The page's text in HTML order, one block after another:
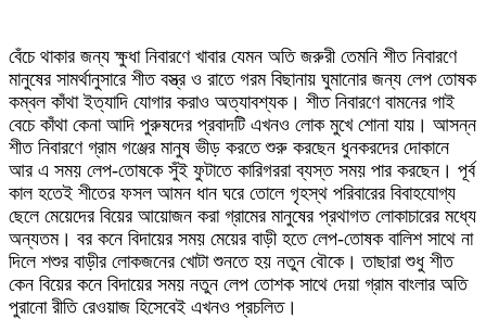
বেঁচে থাকার জন্য ক্ষুধা নিবারণে খাবার যেমন অতি জরুরী তেমনি শীত নিবারণে
মানুষের সামর্থানুসারে শীত বস্ত্র ও রাতে গরম বিছানায় ঘুমানোর জন্য লেপ তোষক
কম্বল কাঁথা ইত্যাদি যোগার করাও অত্যাবশ্যক। শীত নিবারণে বামনের গাই
বেচে কাঁথা কেনা আদি পুরুষদের প্রবাদটি এখনও লোক মুখে শোনা যায়। আসন্ন
শীত নিবারণে গ্রাম গঞ্জের মানুষ ভীড় করতে শুরু করছেন ধুনকরদের দোকানে
আর এ সময় লেপ-তোষকে সুঁই ফুটাতে কারিগররা ব্যস্ত সময় পার করছেন। পূর্ব
কাল হতেই শীতের ফসল আমন ধান ঘরে তোলে গৃহস্থ পরিবারের বিবাহযোগ্য
ছেলে মেয়েদের বিয়ের আয়োজন করা গ্রামের মানুষের প্রথাগত লোকাচারের মধ্যে
অন্যতম। বর কনে বিদায়ের সময় মেয়ের বাড়ী হতে লেপ-তোষক বালিশ সাথে না
দিলে শশুর বাড়ীর লোকজনের খোটা শুনতে হয় নতুন বৌকে। তাছারা শুধু শীত
কেন বিয়ের কনে বিদায়ের সময় নতুন লেপ তোশক সাথে দেয়া গ্রাম বাংলার অতি
পুরানো রীতি রেওয়াজ হিসেবেই এখনও প্রচলিত।